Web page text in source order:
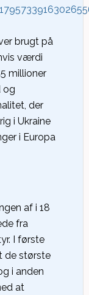
brugt på
værdi
millioner
og
der
i Ukraine
i Europa
af i 18
fra
I første
de største
i anden
at